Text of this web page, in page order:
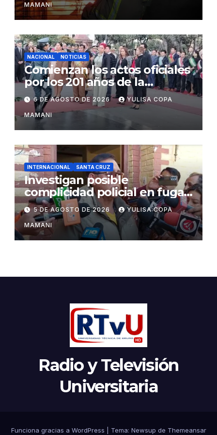
MAMANI
NACIONAL NOTICIAS
Comienzan los actos oficiales
por los 201 años de la
independencia de Bolivia
6 DE AGOSTO DE 2026 YULISA COPA
MAMANI
INTERNACIONAL SANTA CRUZ
Investigan posible
complicidad policial en fuga
de dos reos brasileños de
Palmasola
5 DE AGOSTO DE 2026 YULISA COPA
MAMANI
Radio y Televisión
Universitaria
Funciona gracias a WordPress Tema: Newsup de Themeansar